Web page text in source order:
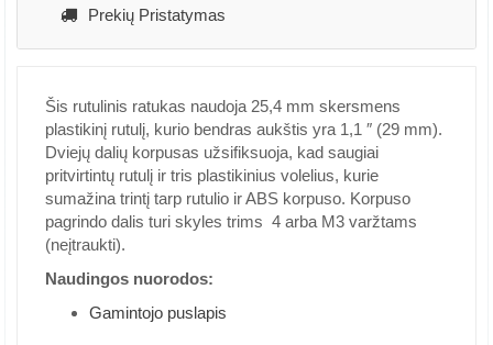
Prekių Pristatymas
Šis rutulinis ratukas naudoja 25,4 mm skersmens
plastikinį rutulį, kurio bendras aukštis yra 1,1 ″ (29 mm).
Dviejų dalių korpusas užsifiksuoja, kad saugiai
pritvirtintų rutulį ir tris plastikinius volelius, kurie
sumažina trintį tarp rutulio ir ABS korpuso. Korpuso
pagrindo dalis turi skyles trims 4 arba M3 varžtams
(neįtraukti).
Naudingos nuorodos:
Gamintojo puslapis